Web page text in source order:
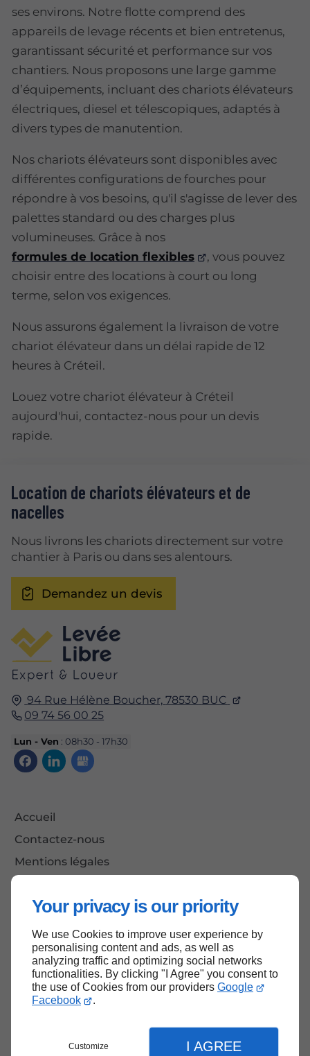
Your privacy is our priority
We use Cookies to improve user experience by
personalising content and ads, as well as
analyzing traffic and optimizing social networks
functionalities. By clicking "I Agree" you consent to
the use of Cookies from our providers Google
Facebook
.
Customize I AGREE
ses environs. Notre flotte comprend des
appareils de levage récents et bien entretenus,
garantissant sécurité et performance sur vos
chantiers. Nous proposons une large gamme
d’équipements, incluant des chariots élévateurs
électriques, diesel et télescopiques, adaptés à
divers types de manutention.
Nos chariots élévateurs sont disponibles avec
différentes configurations de fourches pour
répondre à vos besoins, qu'il s'agisse de lever des
palettes standard ou des charges plus
volumineuses. Grâce à nos
formules de location flexibles
, vous pouvez
choisir entre des locations à court ou long
terme, selon vos exigences.
Nous assurons également la livraison de votre
chariot élévateur dans un délai rapide de 12
heures à Créteil.
Louez votre chariot élévateur à Créteil
aujourd'hui, contactez-nous pour un devis
rapide.
94 Rue Hélène Boucher, 78530 BUC
09 74 56 00 25
Lun - Ven : 08h30 - 17h30
Accueil
Contactez-nous
Mentions légales
Location de chariots élévateurs et de
nacelles
Nous livrons les chariots directement sur votre
chantier à Paris ou dans ses alentours.
Demandez un devis
Haut de page